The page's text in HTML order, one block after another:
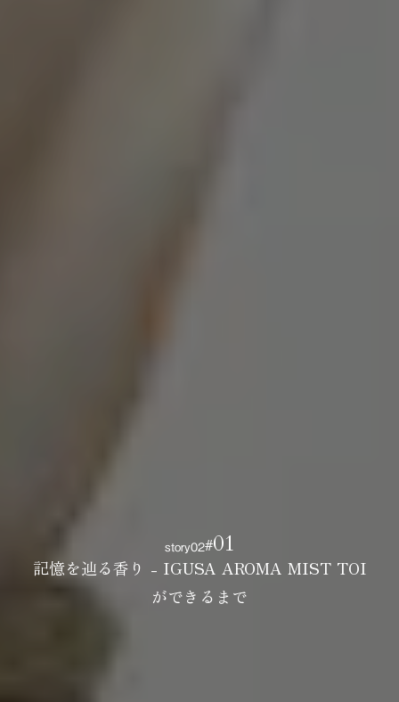
story02#01
記憶を辿る香り - IGUSA AROMA MIST TOI
ができるまで